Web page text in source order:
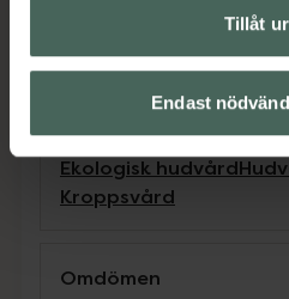
Tillåt
Endast
Ekologisk hudvård
Kroppsvård
Omdömen